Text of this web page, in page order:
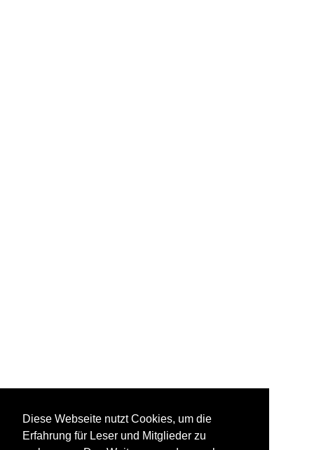
Diese Webseite nutzt Cookies, um die
Erfahrung für Leser und Mitglieder zu